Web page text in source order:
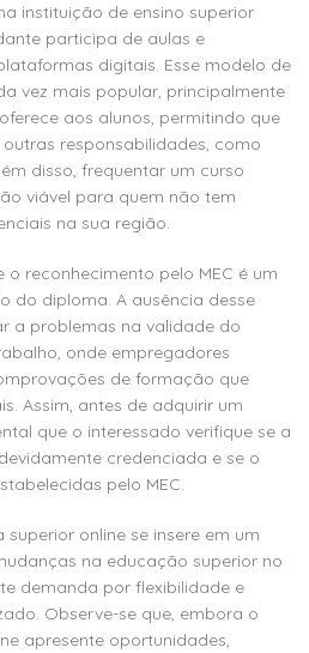
instituição de ensino superior
participa de aulas e
digitais. Esse modelo de
vez mais popular, principalmente
aos alunos, permitindo que
responsabilidades, como
disso, frequentar um curso
viável para quem não tem
na sua região.
reconhecimento pelo MEC é um
do diploma. A ausência desse
a problemas na validade do
onde empregadores
de formação que
Assim, antes de adquirir um
que o interessado verifique se a
credenciada e se o
pelo MEC.
online se insere em um
na educação superior no
demanda por flexibilidade e
Observe-se que, embora o
apresente oportunidades,